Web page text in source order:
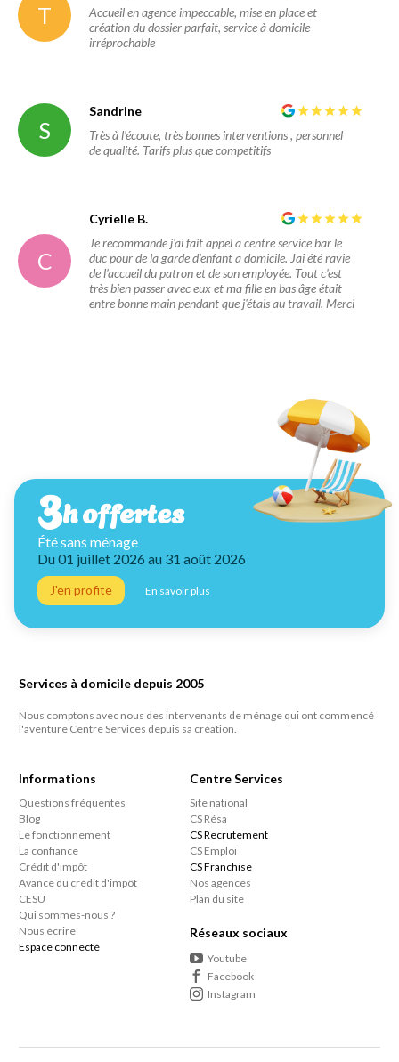
T
Accueil en agence impeccable, mise en place et
création du dossier parfait, service à domicile
irréprochable
S
Sandrine
Très à l'écoute, très bonnes interventions , personnel
de qualité. Tarifs plus que competitifs
C
Cyrielle B.
Je recommande j'ai fait appel a centre service bar le
duc pour de la garde d'enfant a domicile. Jai été ravie
de l'accueil du patron et de son employée. Tout c'est
très bien passer avec eux et ma fille en bas âge était
entre bonne main pendant que j'étais au travail. Merci
3h offertes
Été sans ménage
Du 01 juillet 2026 au 31 août 2026
J'en profite En savoir plus
Services à domicile depuis 2005
Nous comptons avec nous des intervenants de ménage qui ont commencé
l'aventure Centre Services depuis sa création.
Informations
Questions fréquentes
Blog
Le fonctionnement
La confiance
Crédit d'impôt
Avance du crédit d'impôt
CESU
Qui sommes-nous ?
Nous écrire
Espace connecté
Centre Services
Site national
CS Résa
CS Recrutement
CS Emploi
CS Franchise
Nos agences
Plan du site
Réseaux sociaux
Youtube
Facebook
Instagram